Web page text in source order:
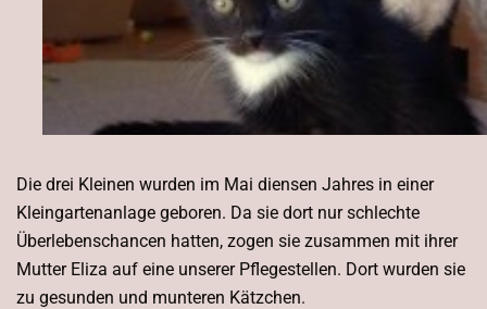
Die drei Kleinen wurden im Mai diensen Jahres in einer
Kleingartenanlage geboren. Da sie dort nur schlechte
Überlebenschancen hatten, zogen sie zusammen mit ihrer
Mutter Eliza auf eine unserer Pflegestellen. Dort wurden sie
zu gesunden und munteren Kätzchen.